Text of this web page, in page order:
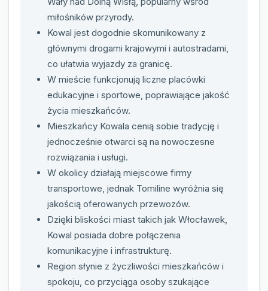
miłośników przyrody.
Kowal jest dogodnie skomunikowany z
głównymi drogami krajowymi i autostradami,
co ułatwia wyjazdy za granicę.
W mieście funkcjonują liczne placówki
edukacyjne i sportowe, poprawiające jakość
życia mieszkańców.
Mieszkańcy Kowala cenią sobie tradycję i
jednocześnie otwarci są na nowoczesne
rozwiązania i usługi.
W okolicy działają miejscowe firmy
transportowe, jednak Tomiline wyróżnia się
jakością oferowanych przewozów.
Dzięki bliskości miast takich jak Włocławek,
Kowal posiada dobre połączenia
komunikacyjne i infrastrukturę.
Region słynie z życzliwości mieszkańców i
spokoju, co przyciąga osoby szukające